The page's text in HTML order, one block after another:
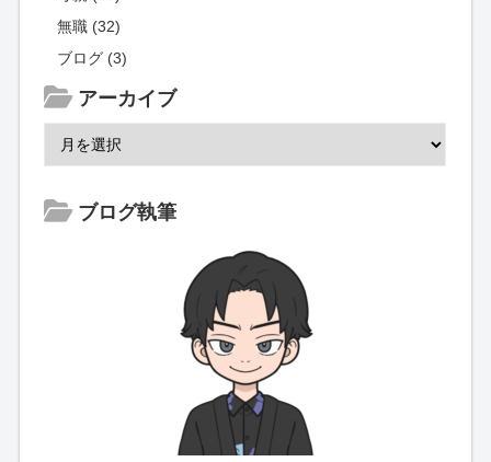
無職 (32)
ブログ (3)
アーカイブ
ブログ執筆